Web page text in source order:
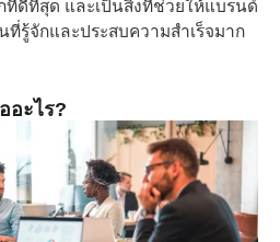
ที่ดีที่สุด และเป็นสิ่งที่ช่วยให้แบรนด์
รู้จักและประสบความสำเร็จมาก
อะไร?